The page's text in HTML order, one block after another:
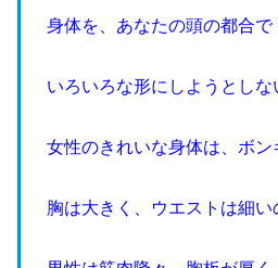
身体を、あなたの頭の都合で
いろいろな形にしようとしな
女性のきれいな身体は、ボン
胸は大きく、ウエストは細い